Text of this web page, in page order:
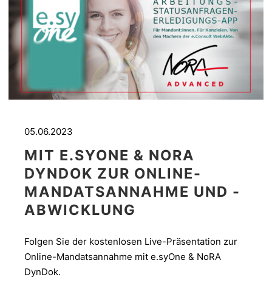
05.06.2023
MIT E.SYONE & NORA
DYNDOK ZUR ONLINE-
MANDATSANNAHME UND -
ABWICKLUNG
Folgen Sie der kostenlosen Live-Präsentation zur
Online-Mandatsannahme mit e.syOne & NoRA
DynDok.